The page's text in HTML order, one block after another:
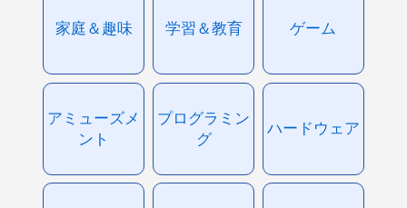
家庭＆趣味 学習＆教育 ゲーム
アミューズメ
ント
プログラミン
グ
ハードウェア